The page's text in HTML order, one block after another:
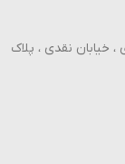
خیابان نقدی ، پلاک